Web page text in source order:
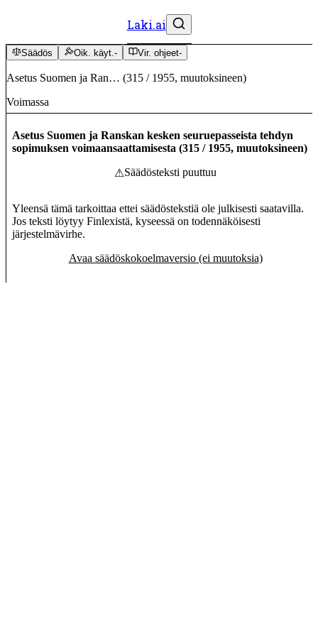
Laki.ai
Säädös Oik. käyt.- Vir. ohjeet-
Asetus Suomen ja Ran… (315 / 1955, muutoksineen)
Voimassa
Asetus Suomen ja Ranskan kesken seuruepasseista tehdyn
sopimuksen voimaansaattamisesta (315 / 1955, muutoksineen)
⚠Säädösteksti puuttuu
Yleensä tämä tarkoittaa ettei säädöstekstiä ole julkisesti saatavilla.
Jos teksti löytyy Finlexistä, kyseessä on todennäköisesti
järjestelmävirhe.
Avaa säädöskokoelmaversio (ei muutoksia)